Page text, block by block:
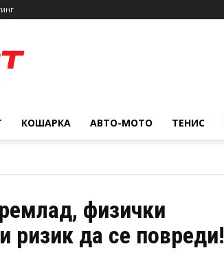
КОШАРКА АВТО-МОТО ТЕНИС
физички
ризик да се повреди!